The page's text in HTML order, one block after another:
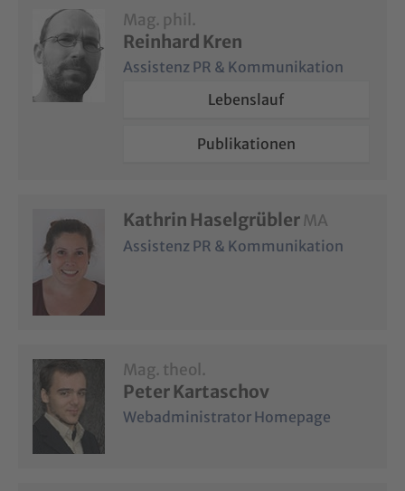
Mag. phil.
Reinhard Kren
Assistenz PR & Kommunikation
Lebenslauf
Publikationen
Kathrin HaselgrüblerMA
Assistenz PR & Kommunikation
Mag. theol.
Peter Kartaschov
Webadministrator Homepage